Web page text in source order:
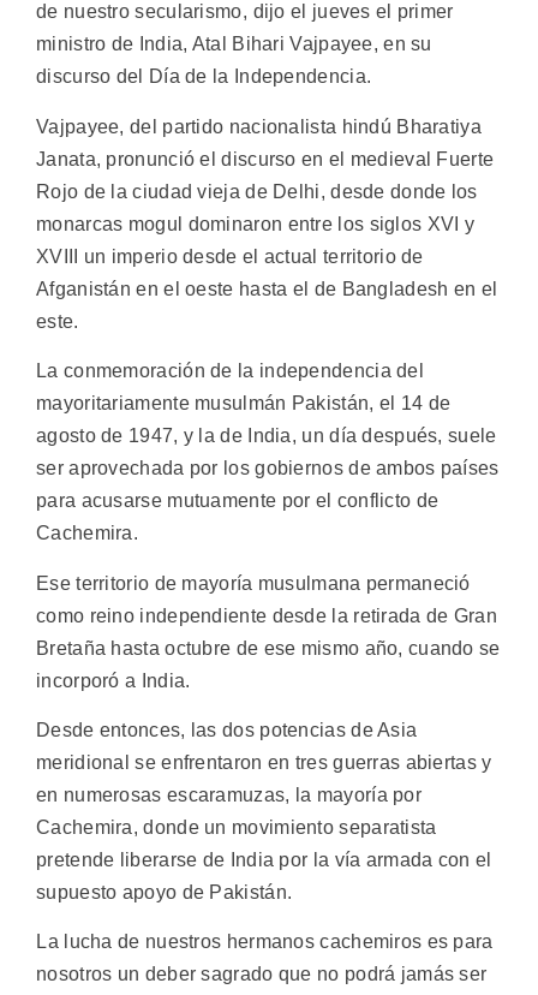
de nuestro secularismo, dijo el jueves el primer
ministro de India, Atal Bihari Vajpayee, en su
discurso del Día de la Independencia.
Vajpayee, del partido nacionalista hindú Bharatiya
Janata, pronunció el discurso en el medieval Fuerte
Rojo de la ciudad vieja de Delhi, desde donde los
monarcas mogul dominaron entre los siglos XVI y
XVIII un imperio desde el actual territorio de
Afganistán en el oeste hasta el de Bangladesh en el
este.
La conmemoración de la independencia del
mayoritariamente musulmán Pakistán, el 14 de
agosto de 1947, y la de India, un día después, suele
ser aprovechada por los gobiernos de ambos países
para acusarse mutuamente por el conflicto de
Cachemira.
Ese territorio de mayoría musulmana permaneció
como reino independiente desde la retirada de Gran
Bretaña hasta octubre de ese mismo año, cuando se
incorporó a India.
Desde entonces, las dos potencias de Asia
meridional se enfrentaron en tres guerras abiertas y
en numerosas escaramuzas, la mayoría por
Cachemira, donde un movimiento separatista
pretende liberarse de India por la vía armada con el
supuesto apoyo de Pakistán.
La lucha de nuestros hermanos cachemiros es para
nosotros un deber sagrado que no podrá jamás ser